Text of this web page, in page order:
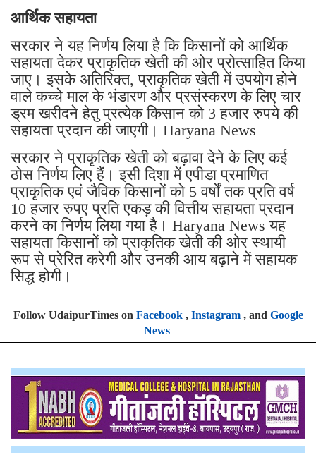
आर्थिक सहायता
सरकार ने यह निर्णय लिया है कि किसानों को आर्थिक
सहायता देकर प्राकृतिक खेती की ओर प्रोत्साहित किया
जाए। इसके अतिरिक्त, प्राकृतिक खेती में उपयोग होने
वाले कच्चे माल के भंडारण और प्रसंस्करण के लिए चार
ड्रम खरीदने हेतु प्रत्येक किसान को 3 हजार रुपये की
सहायता प्रदान की जाएगी। Haryana News
सरकार ने प्राकृतिक खेती को बढ़ावा देने के लिए कई
ठोस निर्णय लिए हैं। इसी दिशा में एपीडा प्रमाणित
प्राकृतिक एवं जैविक किसानों को 5 वर्षों तक प्रति वर्ष
10 हजार रुपए प्रति एकड़ की वित्तीय सहायता प्रदान
करने का निर्णय लिया गया है। Haryana News यह
सहायता किसानों को प्राकृतिक खेती की ओर स्थायी
रूप से प्रेरित करेगी और उनकी आय बढ़ाने में सहायक
सिद्ध होगी।
Follow UdaipurTimes on Facebook, Instagram, and Google
News